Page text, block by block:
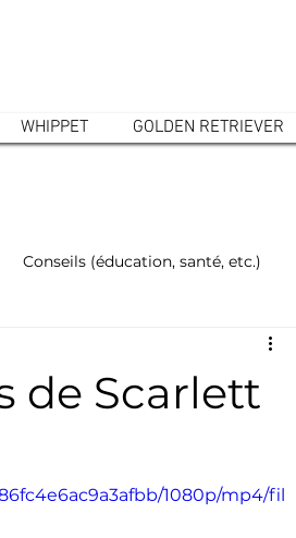
WHIPPET GOLDEN RETRIEVER
Conseils (éducation, santé, etc.)
Golden Retriever : la santé
de Scarlett
1080p/mp4/fil